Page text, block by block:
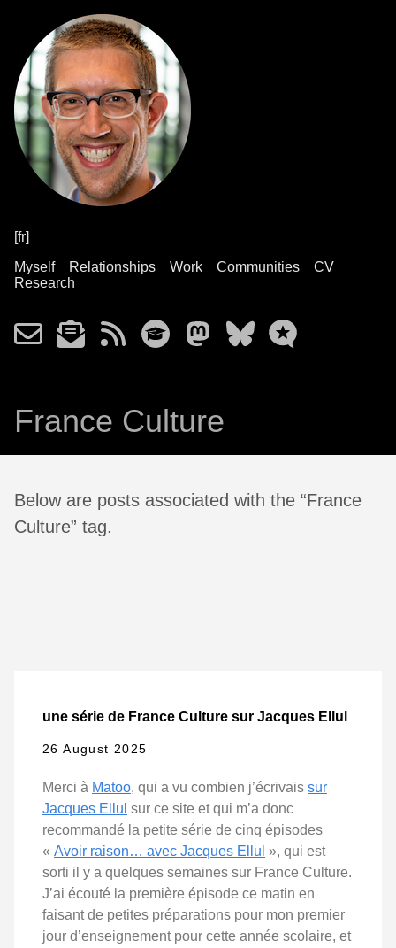
[fr]
Myself
Relationships Work Communities
CV
Research
France Culture
Below are posts associated with the “France
Culture” tag.
une série de France Culture sur Jacques Ellul
26 August 2025
Merci à Matoo, qui a vu combien j’écrivais sur
Jacques Ellul sur ce site et qui m’a donc
recommandé la petite série de cinq épisodes
« Avoir raison… avec Jacques Ellul », qui est
sorti il y a quelques semaines sur France Culture.
J’ai écouté la première épisode ce matin en
faisant de petites préparations pour mon premier
jour d’enseignement pour cette année scolaire, et